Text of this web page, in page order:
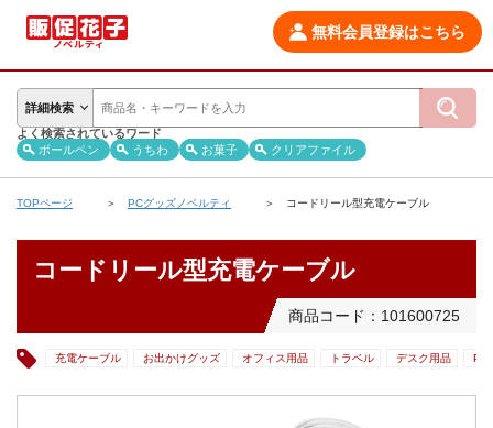
無料会員登録はこちら
詳細検索
よく検索されているワード
ボールペン
うちわ お菓子 クリアファイル
TOPページ PCグッズノベルティ コードリール型充電ケーブル
コードリール型充電ケーブル
商品コード：101600725
充電ケーブル お出かけグッズ オフィス用品 トラベル デスク用品 PC